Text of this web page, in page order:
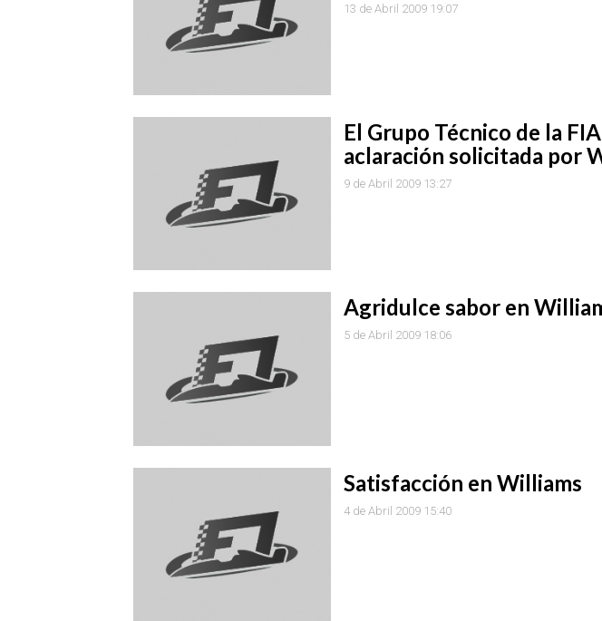
13 de Abril 2009 19:07
El Grupo Técnico de la
aclaración solicitada por
9 de Abril 2009 13:27
Agridulce sabor en
5 de Abril 2009 18:06
Satisfacción en Williams
4 de Abril 2009 15:40